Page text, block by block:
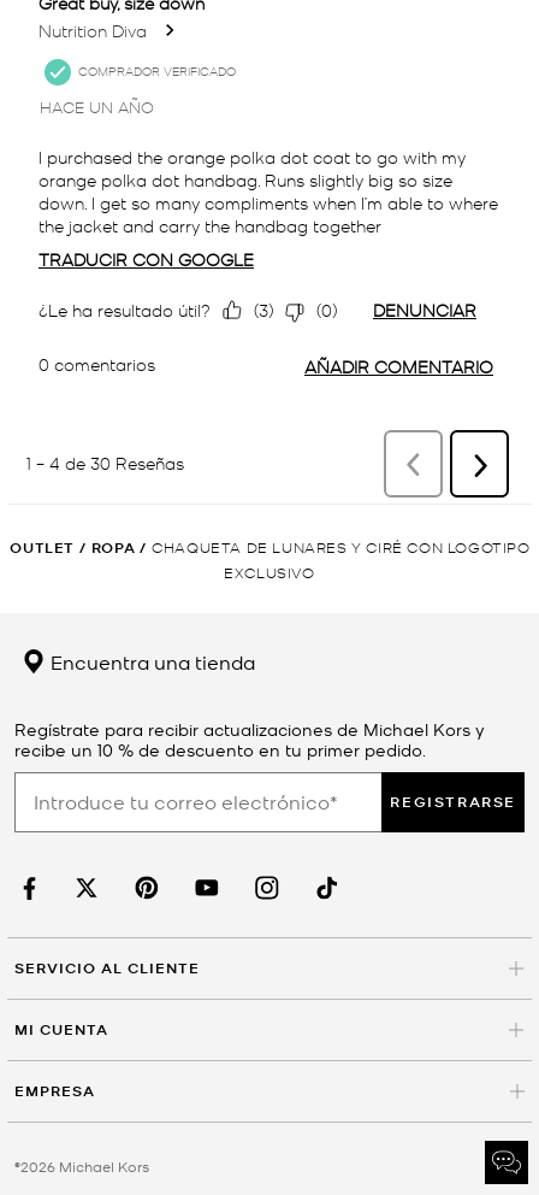
OUTLET / ROPA / CHAQUETA DE LUNARES Y CIRÉ CON LOGOTIPO
EXCLUSIVO
Encuentra una tienda
Regístrate para recibir actualizaciones de Michael Kors y
recibe un 10 % de descuento en tu primer pedido.
REGISTRARSE
SERVICIO AL CLIENTE
MI CUENTA
EMPRESA
©2026 Michael Kors